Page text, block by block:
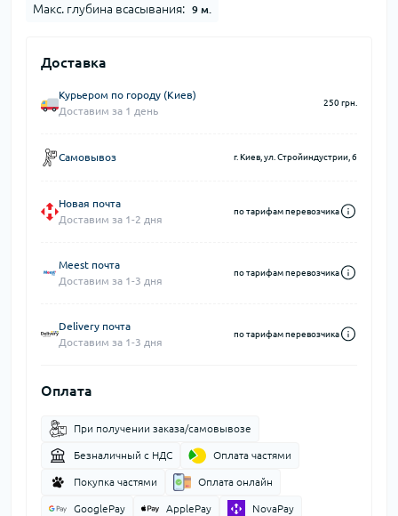
Макс. глубина всасывания: 9 м.
Доставка
Курьером по городу (Киев)
Доставим за 1 день
250 грн.
Самовывоз г. Киев, ул. Стройиндустрии, 6
Новая почта
Доставим за 1-2 дня
по тарифам перевозчика
Meest почта
Доставим за 1-3 дня
по тарифам перевозчика
Delivery почта
Доставим за 1-3 дня
по тарифам перевозчика
Оплата
При получении заказа/самовывозе
Безналичный с НДС Оплата частями
Покупка частями Оплата онлайн
GooglePay ApplePay NovaPay